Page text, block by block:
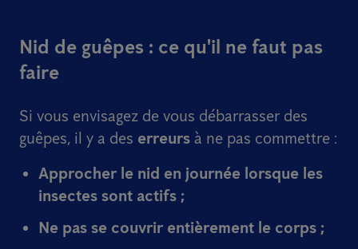
Nid de guêpes : ce qu'il ne faut pas
faire
Si vous envisagez de vous débarrasser des
guêpes, il y a des erreurs à ne pas commettre :
Approcher le nid en journée lorsque les
insectes sont actifs ;
Ne pas se couvrir entièrement le corps ;